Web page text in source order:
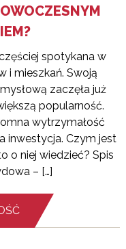
spotykana w
i mieszkań. Swoją
zaczęła już
popularność.
wytrzymałość
inwestycja. Czym jest
o niej wiedzieć? Spis
– […]